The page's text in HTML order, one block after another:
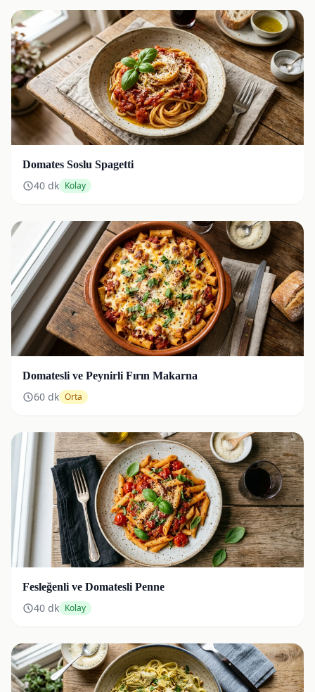
Domates Soslu Spagetti
40 dk Kolay
Domatesli ve Peynirli Fırın Makarna
60 dk Orta
Fesleğenli ve Domatesli Penne
40 dk Kolay